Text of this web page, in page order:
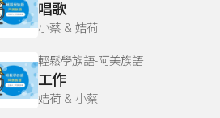
唱歌
小蔡 & 姞荷
輕鬆學族語-阿美族語
工作
姞荷 & 小蔡